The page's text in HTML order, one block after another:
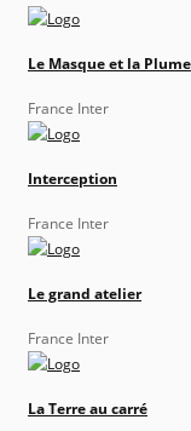
Le Masque et la Plume
France Inter
Interception
France Inter
Le grand atelier
France Inter
La Terre au carré